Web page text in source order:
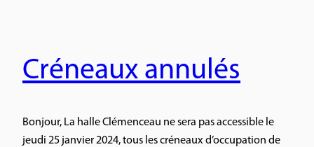
Créneaux annulés
Bonjour, La halle Clémenceau ne sera pas accessible le
jeudi 25 janvier 2024, tous les créneaux d’occupation de